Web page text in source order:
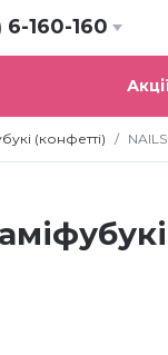
6-160-160
(конфетті)